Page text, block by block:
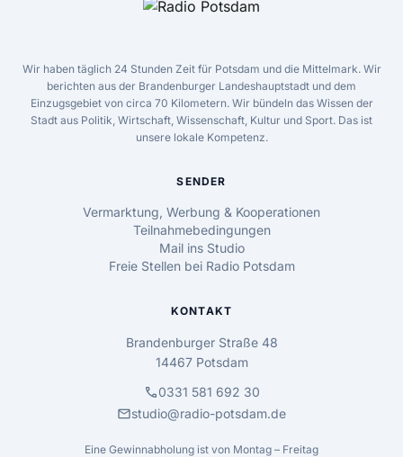
Wir haben täglich 24 Stunden Zeit für Potsdam und die Mittelmark. Wir
berichten aus der Brandenburger Landeshauptstadt und dem
Einzugsgebiet von circa 70 Kilometern. Wir bündeln das Wissen der
Stadt aus Politik, Wirtschaft, Wissenschaft, Kultur und Sport. Das ist
unsere lokale Kompetenz.
SENDER
Vermarktung, Werbung & Kooperationen
Teilnahmebedingungen
Mail ins Studio
Freie Stellen bei Radio Potsdam
KONTAKT
Brandenburger Straße 48
14467 Potsdam
call0331 581 692 30
mailstudio@radio-potsdam.de
Eine Gewinnabholung ist von Montag – Freitag